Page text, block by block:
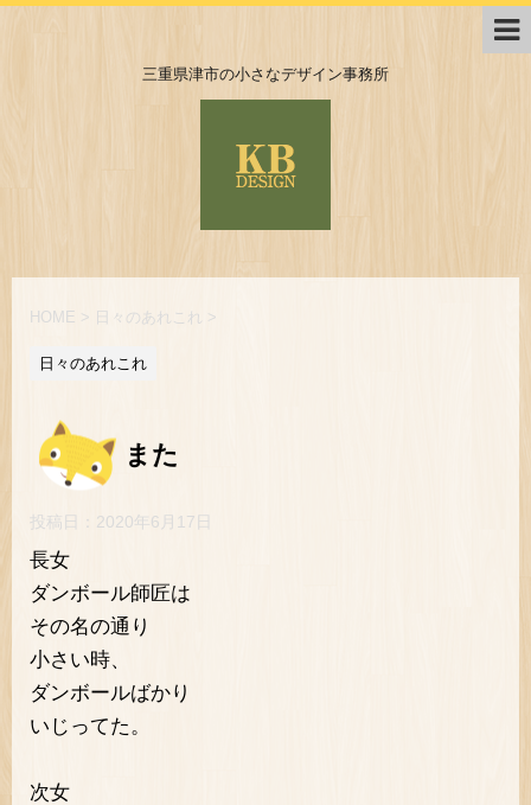
三重県津市の小さなデザイン事務所
HOME > 日々のあれこれ >
日々のあれこれ
また
投稿日： 2020年6月17日
長女
ダンボール師匠は
その名の通り
小さい時、
ダンボールばかり
いじってた。
次女